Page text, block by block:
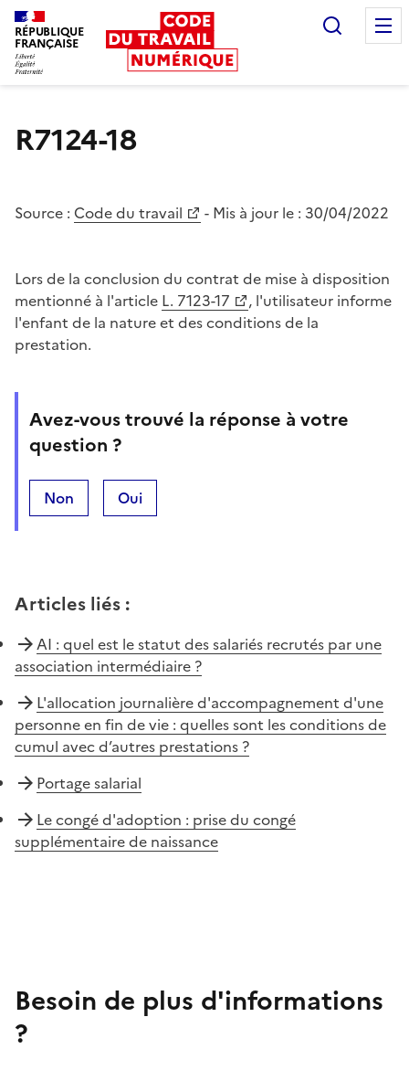
RÉPUBLIQUE
FRANÇAISE
R7124-18
Source : Code du travail - Mis à jour le : 30/04/2022
Lors de la conclusion du contrat de mise à disposition
mentionné à l'article L. 7123-17
, l'utilisateur informe
l'enfant de la nature et des conditions de la
prestation.
Avez-vous trouvé la réponse à votre
question ?
Non Oui
Articles liés :
AI : quel est le statut des salariés recrutés par une
association intermédiaire ?
L'allocation journalière d'accompagnement d'une
personne en fin de vie : quelles sont les conditions de
cumul avec d’autres prestations ?
Portage salarial
Le congé d'adoption : prise du congé
supplémentaire de naissance
Besoin de plus d'informations
?